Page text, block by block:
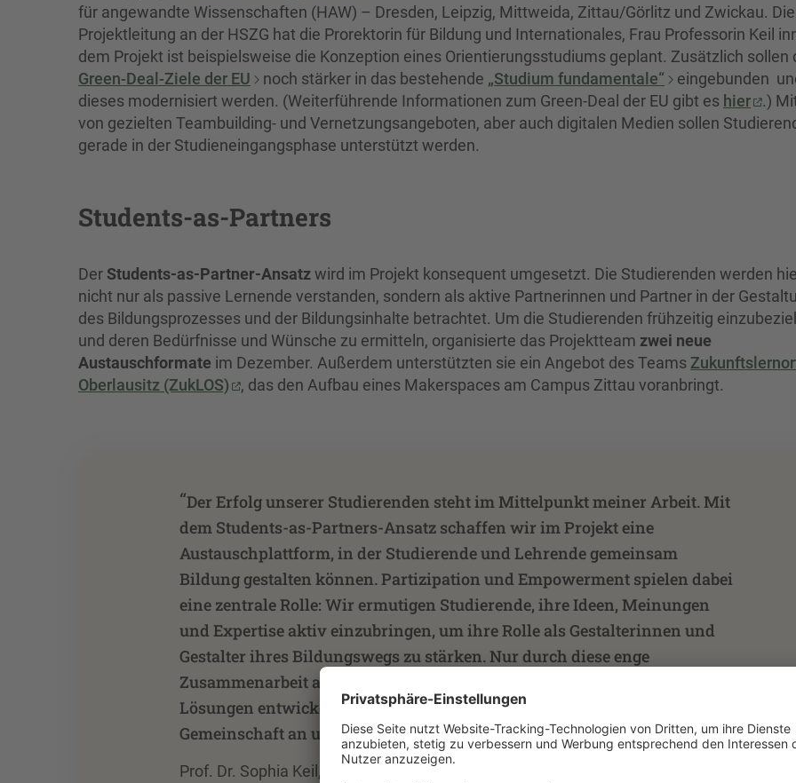
für angewandte Wissenschaften (HAW) – Dresden, Leipzig, Mittweida, Zittau/Görlitz und Zwickau. Die
Projektleitung an der HSZG hat die Prorektorin für Bildung und Internationales, Frau Professorin Keil
dem Projekt ist beispielsweise die Konzeption eines Orientierungsstudiums geplant. Zusätzlich sollen
Green-Deal-Ziele der EU
noch stärker in das bestehende „Studium fundamentale“
eingebunden
dieses modernisiert werden. (Weiterführende Informationen zum Green-Deal der EU gibt es hier
.)
von gezielten Teambuilding- und Vernetzungsangeboten, aber auch digitalen Medien sollen
gerade in der Studieneingangsphase unterstützt werden.
Students-as-Partners
Der Students-as-Partner-Ansatzwird im Projekt konsequent umgesetzt. Die Studierenden werden
nicht nur als passive Lernende verstanden, sondern als aktive Partnerinnen und Partner in der
des Bildungsprozesses und der Bildungsinhalte betrachtet. Um die Studierenden frühzeitig
und deren Bedürfnisse und Wünsche zu ermitteln, organisierte das Projektteam zwei neue
Austauschformate im Dezember. Außerdem unterstützten sie ein Angebot des Teams
Oberlausitz (ZukLOS)
, das den Aufbau eines Makerspaces am Campus Zittau voranbringt.
“Der Erfolg unserer Studierenden steht im Mittelpunkt meiner Arbeit. Mit
dem Students-as-Partners-Ansatz schaffen wir im Projekt eine
Austauschplattform, in der Studierende und Lehrende gemeinsam
Bildung gestalten können. Partizipation und Empowerment spielen dabei
eine zentrale Rolle: Wir ermutigen Studierende, ihre Ideen, Meinungen
und Expertise aktiv einzubringen, um ihre Rolle als Gestalterinnen und
Gestalter ihres Bildungswegs zu stärken. Nur durch diese enge
Zusammenarbeit auf Augenhöhe können wir innovative und passgenaue
Lösungen entwickeln, die den Studienerfolg fördern und die
Gemeinschaft an unserer Hochschule stärken.”
Prof. Dr. Sophia Keil, Prorektorin Bildung und Internationales an der HSZG